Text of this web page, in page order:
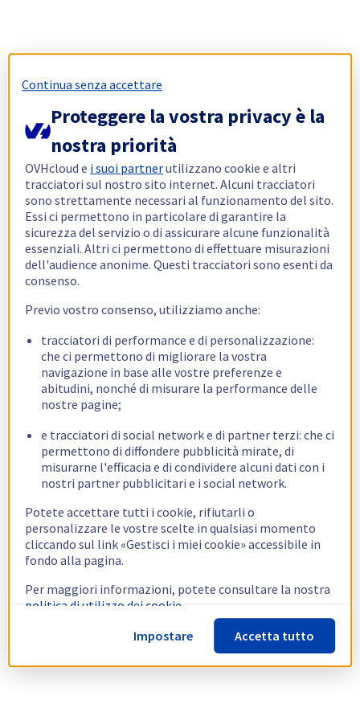
Continua senza accettare
Proteggere la vostra privacy è la
nostra priorità
OVHcloud e i suoi partnerutilizzano cookie e altri
tracciatori sul nostro sito internet. Alcuni tracciatori
sono strettamente necessari al funzionamento del sito.
Essi ci permettono in particolare di garantire la
sicurezza del servizio o di assicurare alcune funzionalità
essenziali. Altri ci permettono di effettuare misurazioni
dell'audience anonime. Questi tracciatori sono esenti da
consenso.
Previo vostro consenso, utilizziamo anche:
tracciatori di performance e di personalizzazione:
che ci permettono di migliorare la vostra
navigazione in base alle vostre preferenze e
abitudini, nonché di misurare la performance delle
nostre pagine;
e tracciatori di social network e di partner terzi: che ci
permettono di diffondere pubblicità mirate, di
misurarne l'efficacia e di condividere alcuni dati con i
nostri partner pubblicitari e i social network.
Potete accettare tutti i cookie, rifiutarli o
personalizzare le vostre scelte in qualsiasi momento
cliccando sul link «Gestisci i miei cookie» accessibile in
fondo alla pagina.
Per maggiori informazioni, potete consultare la nostra
politica di utilizzo dei cookie.
Impostare
Accetta tutto